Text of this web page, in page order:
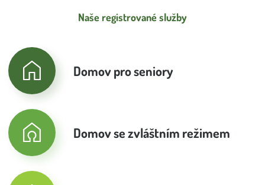
Naše registrované služby
Domov pro seniory
Domov se zvláštním režimem